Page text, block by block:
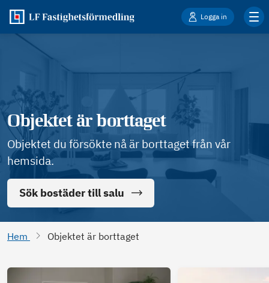
Logga in
Objektet är borttaget
Objektet du försökte nå är borttaget från vår
hemsida.
Sök bostäder till salu
Hem Objektet är borttaget